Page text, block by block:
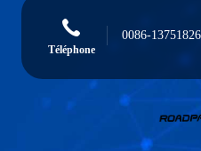
Téléphone
0086-